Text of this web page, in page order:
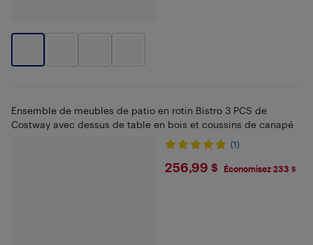
Ensemble de meubles de patio en rotin Bistro 3 PCS de
Costway avec dessus de table en bois et coussins de canapé
(1)
$256.99
256,99 $ Économisez 233 $